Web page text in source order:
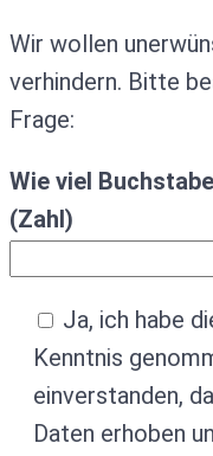
Wir wollen
verhindern. Bitte
Frage:
Wie viel
(Zahl)
Ja, ich habe
Kenntnis
einverstanden,
Daten erhoben